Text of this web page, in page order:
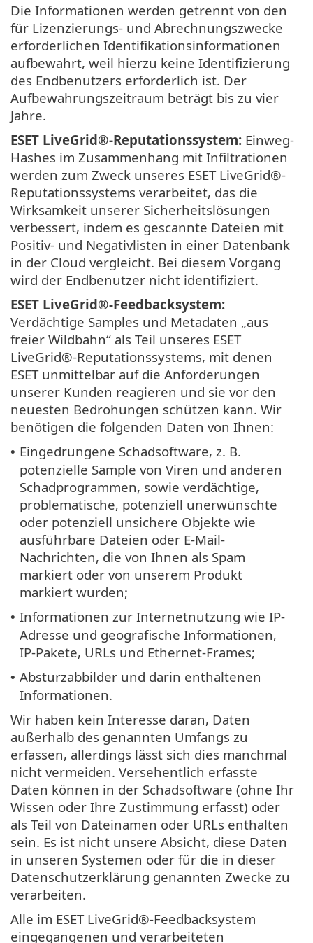
Die Informationen werden getrennt von den
für Lizenzierungs- und Abrechnungszwecke
erforderlichen Identifikationsinformationen
aufbewahrt, weil hierzu keine Identifizierung
des Endbenutzers erforderlich ist. Der
Aufbewahrungszeitraum beträgt bis zu vier
Jahre.
ESET LiveGrid®-Reputationssystem: Einweg-
Hashes im Zusammenhang mit Infiltrationen
werden zum Zweck unseres ESET LiveGrid®-
Reputationssystems verarbeitet, das die
Wirksamkeit unserer Sicherheitslösungen
verbessert, indem es gescannte Dateien mit
Positiv- und Negativlisten in einer Datenbank
in der Cloud vergleicht. Bei diesem Vorgang
wird der Endbenutzer nicht identifiziert.
ESET LiveGrid®-Feedbacksystem:
Verdächtige Samples und Metadaten „aus
freier Wildbahn“ als Teil unseres ESET
LiveGrid®-Reputationssystems, mit denen
ESET unmittelbar auf die Anforderungen
unserer Kunden reagieren und sie vor den
neuesten Bedrohungen schützen kann. Wir
benötigen die folgenden Daten von Ihnen:
• Eingedrungene Schadsoftware, z. B.
potenzielle Sample von Viren und anderen
Schadprogrammen, sowie verdächtige,
problematische, potenziell unerwünschte
oder potenziell unsichere Objekte wie
ausführbare Dateien oder E-Mail-
Nachrichten, die von Ihnen als Spam
markiert oder von unserem Produkt
markiert wurden;
• Informationen zur Internetnutzung wie IP-
Adresse und geografische Informationen,
IP-Pakete, URLs und Ethernet-Frames;
• Absturzabbilder und darin enthaltenen
Informationen.
Wir haben kein Interesse daran, Daten
außerhalb des genannten Umfangs zu
erfassen, allerdings lässt sich dies manchmal
nicht vermeiden. Versehentlich erfasste
Daten können in der Schadsoftware (ohne Ihr
Wissen oder Ihre Zustimmung erfasst) oder
als Teil von Dateinamen oder URLs enthalten
sein. Es ist nicht unsere Absicht, diese Daten
in unseren Systemen oder für die in dieser
Datenschutzerklärung genannten Zwecke zu
verarbeiten.
Alle im ESET LiveGrid®-Feedbacksystem
eingegangenen und verarbeiteten